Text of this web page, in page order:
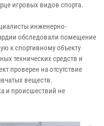
игровых видов спорта.
инженерно-
обследовали помещение
к спортивному объекту
технических средств и
проверен на отсутствие
веществ.
и происшествий не